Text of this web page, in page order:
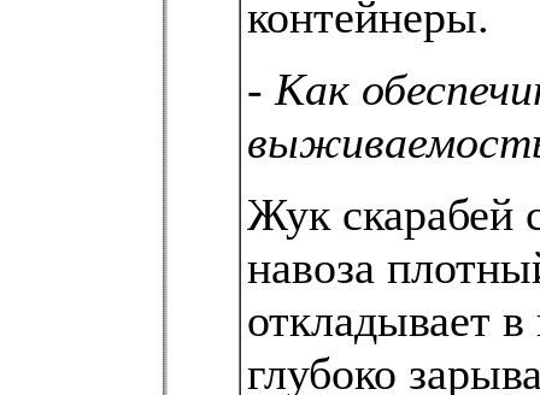
контейнеры.
- Как
Жук скарабей
навоза
откладывает
глубоко